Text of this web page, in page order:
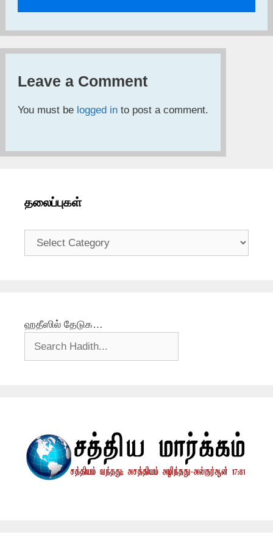
Leave a Comment
You must be logged in to post a comment.
தலைப்புகள்
தலைப்புகள்
ஹதீஸில் தேடுக…